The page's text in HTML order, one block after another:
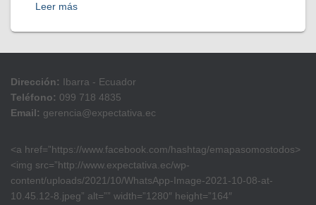
Leer más
Dirección: Ibarra - Ecuador
Teléfono: 099 718 4835
Email: gerencia@expectativa.ec
<a href=”https://www.facebook.com/hashtag/emapasomostodos>
<img src=”http://www.expectativa.ec/wp-
content/uploads/2021/10/WhatsApp-Image-2021-10-08-at-
10.45.12-8.jpeg” alt=”” width=”1280″ height=”164″